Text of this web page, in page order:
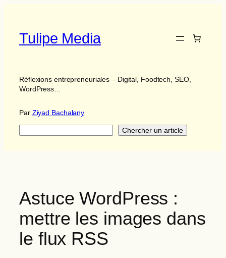
contenuTulipe Media
Réflexions entrepreneuriales – Digital, Foodtech, SEO,
WordPress…
Par Ziyad Bachalany
Chercher un article
Astuce WordPress :
mettre les images dans
le flux RSS